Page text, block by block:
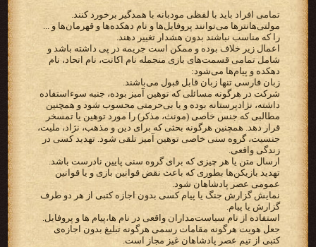
تمامی افراد باید با لفظی مودبانه با همدگیر برخورد کنند.
مولتی‌هانترها می‌توانند پروفایل‌ها و نام دهکده‌ها و قهرمان‌ها و ...
را که مناسب نباشند بدون هشدار تغییر دهند.
اعمال زیر خلاف بوده و ممکن است جریمه در پی داشته باشد و
شامل تمامی قسمت‌های بازی منجمله نام اکانت، نام اتحاد، نام
دهکده و پیام‌ها می‌شود:
زبان فارسی تنها زبان‌ قابل قبول می‌باشند.
شرکت در هرگونه مسائلی که توهین آمیز بوده، جنبه سوءاستفاده
داشته، نژادپرستانه بوده و یا بی‌حرمتی محسوب شود و همچنین
مطالبی که جنس خاصی (مونث، مذکر) را مورد توهین یا تمسخر
قرار دهد. همچنین هرگونه بحثی که برای دین و مذهب، نژاد، ملیت،
جنسیت، گروه سنی خاصی توهین آمیز تلقی شود. تهدید کسی در
زندگی واقعی.
ارسال متن یا هر چیزی که برای گروه سنی پایین نادرست باشد.
تهدید بازیکن‌ها بطوری که باعث نقض قوانین بازی و یا قوانین
عمومی عصر پادشاهان شود.
نمایش گزارش جنگ یا پیام کسی بدون اجازه کتبی از هر دو طرف
گزارش یا پیام.
استفاده از نام سیاست‌مداران واقعی در نام ها،پیام ها و پروفایل.
جعل هویت هرگونه مقامات رسمی هرگونه تبلیغ بدون اجازه‌ی
کتبی از تیم عصر پادشاهان غیز مجاز است.